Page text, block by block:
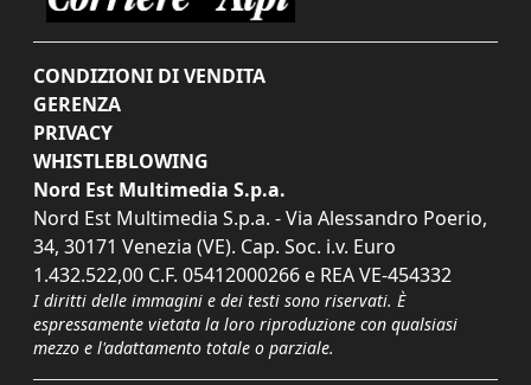
CONDIZIONI DI VENDITA
GERENZA
PRIVACY
WHISTLEBLOWING
Nord Est Multimedia S.p.a.
Nord Est Multimedia S.p.a. - Via Alessandro Poerio,
34, 30171 Venezia (VE). Cap. Soc. i.v. Euro
1.432.522,00 C.F. 05412000266 e REA VE-454332
I diritti delle immagini e dei testi sono riservati. È
espressamente vietata la loro riproduzione con qualsiasi
mezzo e l'adattamento totale o parziale.